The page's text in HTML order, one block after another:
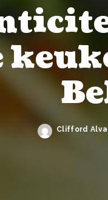
Posted
Clifford